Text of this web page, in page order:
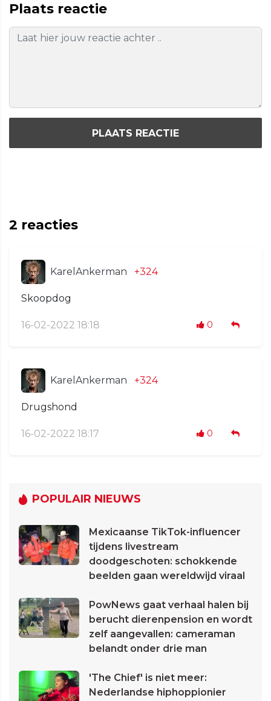
Plaats reactie
PLAATS REACTIE
2 reacties
KarelAnkerman +324
Skoopdog
16-02-2022 18:18 0
KarelAnkerman +324
Drugshond
16-02-2022 18:17 0
POPULAIR NIEUWS
Mexicaanse TikTok-influencer
tijdens livestream
doodgeschoten: schokkende
beelden gaan wereldwijd viraal
PowNews gaat verhaal halen bij
berucht dierenpension en wordt
zelf aangevallen: cameraman
belandt onder drie man
'The Chief' is niet meer:
Nederlandse hiphoppionier